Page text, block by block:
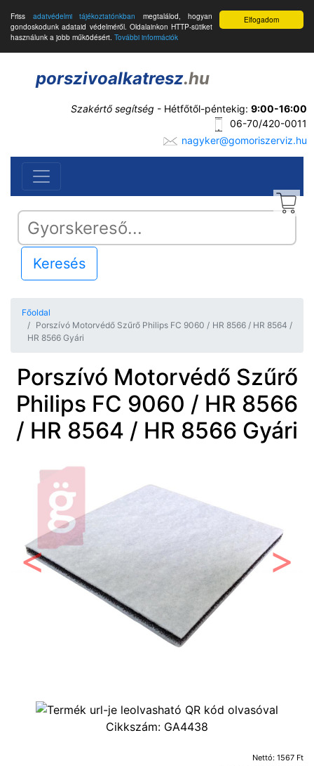
Elfogadom
Friss adatvédelmi tájékoztatónkban megtalálod, hogyan
gondoskodunk adataid védelméről. Oldalainkon HTTP-sütiket
használunk a jobb működésért. További információk
porszivoalkatresz.hu
Szakértő segítség - Hétfőtől-péntekig: 9:00-16:00
06-70/420-0011
nagyker@gomoriszerviz.hu
Keresés
Főoldal
Porszívó Motorvédő Szűrő Philips FC 9060 / HR 8566 / HR 8564 /
HR 8566 Gyári
Porszívó Motorvédő Szűrő
Philips FC 9060 / HR 8566
/ HR 8564 / HR 8566 Gyári
Előző
Cikkszám: GA4438
Nettó: 1567 Ft